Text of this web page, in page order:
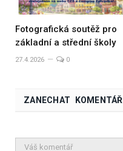
Fotografická soutěž pro
základní a střední školy
27.4.2026 0
ZANECHAT KOMENTÁŘ